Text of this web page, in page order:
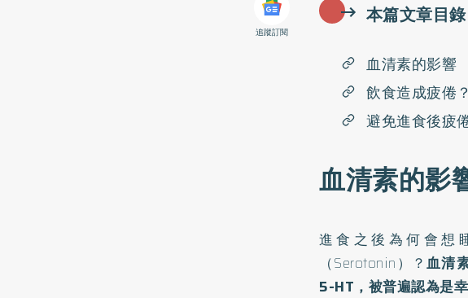
追蹤訂閱
本篇文章目錄
血清素的影響
飲食造成疲倦？
避免進食後疲
血清素的影
進食之後為何會想
（Serotonin）？血清
5-HT，被普遍認為是